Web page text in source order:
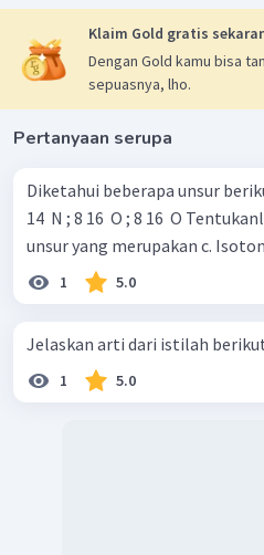
Klaim Gold gratis
Dengan Gold kamu bisa
sepuasnya, lho.
Pertanyaan serupa
Diketahui beberapa unsur berikut: 6 12 ​ C ; 6 13 ​ C ; 6 14
14 ​ N ; 8 16 ​ O ; 8 16 ​ O Tentukanlah pasangan pasangan
unsur yang merupakan c. Isoton
1 5.0
1 5.0